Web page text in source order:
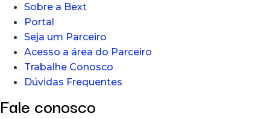
Sobre a Bext
Portal
Seja um Parceiro
Acesso a área do Parceiro
Trabalhe Conosco
Dúvidas Frequentes
Fale conosco